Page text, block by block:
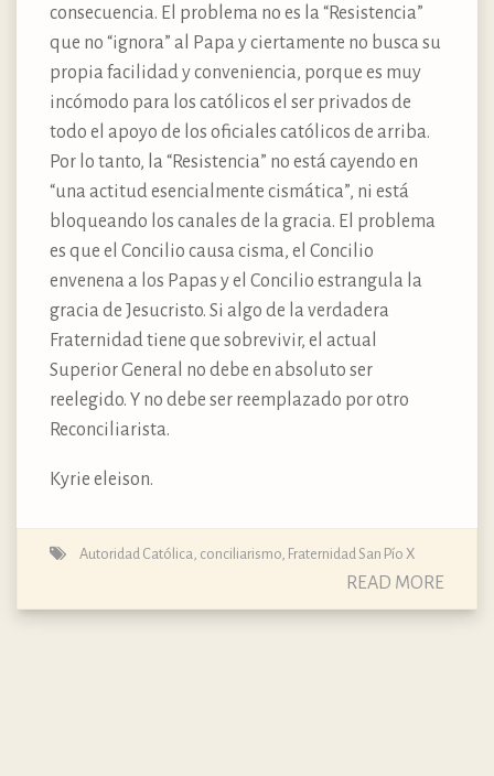
consecuencia. El problema no es la “Resistencia”
que no “ignora” al Papa y ciertamente no busca su
propia facilidad y conveniencia, porque es muy
incómodo para los católicos el ser privados de
todo el apoyo de los oficiales católicos de arriba.
Por lo tanto, la “Resistencia” no está cayendo en
“una actitud esencialmente cismática”, ni está
bloqueando los canales de la gracia. El problema
es que el Concilio causa cisma, el Concilio
envenena a los Papas y el Concilio estrangula la
gracia de Jesucristo. Si algo de la verdadera
Fraternidad tiene que sobrevivir, el actual
Superior General no debe en absoluto ser
reelegido. Y no debe ser reemplazado por otro
Reconciliarista.
Kyrie eleison.
Autoridad Católica conciliarismo Fraternidad San Pío X
READ MORE